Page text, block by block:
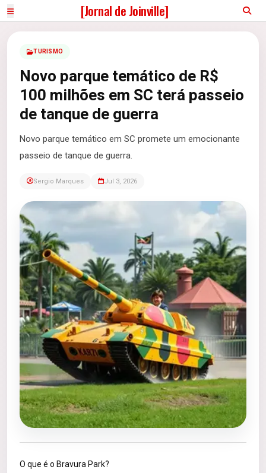
[Jornal de Joinville]
TURISMO
Novo parque temático de R$
100 milhões em SC terá passeio
de tanque de guerra
Novo parque temático em SC promete um emocionante
passeio de tanque de guerra.
Sergio Marques Jul 3, 2026
O que é o Bravura Park?